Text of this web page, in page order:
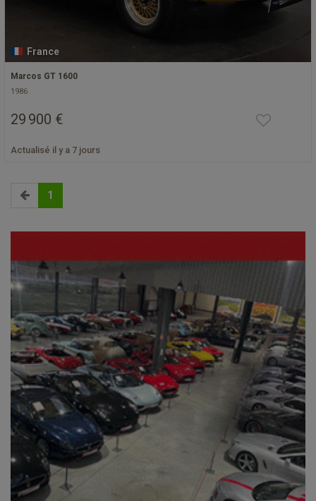
France
Marcos GT 1600
1986
29 900 €
Actualisé il y a 7 jours
1